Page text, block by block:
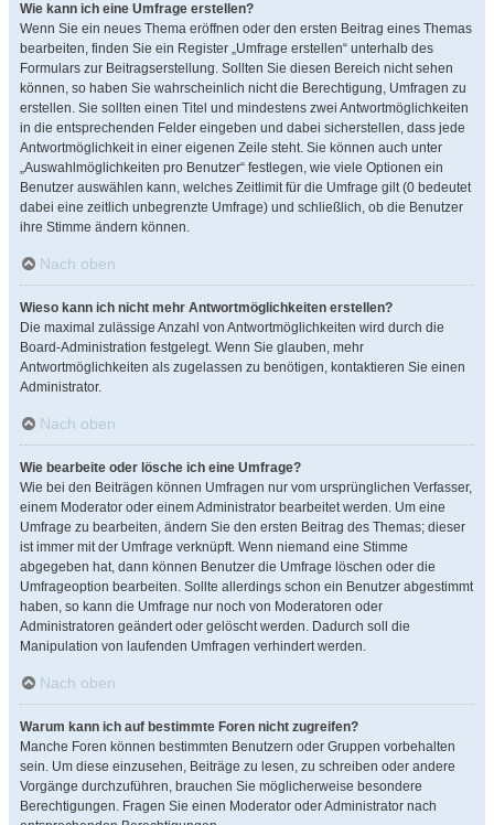
Wie kann ich eine Umfrage erstellen?
Wenn Sie ein neues Thema eröffnen oder den ersten Beitrag eines Themas
bearbeiten, finden Sie ein Register „Umfrage erstellen“ unterhalb des
Formulars zur Beitragserstellung. Sollten Sie diesen Bereich nicht sehen
können, so haben Sie wahrscheinlich nicht die Berechtigung, Umfragen zu
erstellen. Sie sollten einen Titel und mindestens zwei Antwortmöglichkeiten
in die entsprechenden Felder eingeben und dabei sicherstellen, dass jede
Antwortmöglichkeit in einer eigenen Zeile steht. Sie können auch unter
„Auswahlmöglichkeiten pro Benutzer“ festlegen, wie viele Optionen ein
Benutzer auswählen kann, welches Zeitlimit für die Umfrage gilt (0 bedeutet
dabei eine zeitlich unbegrenzte Umfrage) und schließlich, ob die Benutzer
ihre Stimme ändern können.
Nach oben
Wieso kann ich nicht mehr Antwortmöglichkeiten erstellen?
Die maximal zulässige Anzahl von Antwortmöglichkeiten wird durch die
Board-Administration festgelegt. Wenn Sie glauben, mehr
Antwortmöglichkeiten als zugelassen zu benötigen, kontaktieren Sie einen
Administrator.
Nach oben
Wie bearbeite oder lösche ich eine Umfrage?
Wie bei den Beiträgen können Umfragen nur vom ursprünglichen Verfasser,
einem Moderator oder einem Administrator bearbeitet werden. Um eine
Umfrage zu bearbeiten, ändern Sie den ersten Beitrag des Themas; dieser
ist immer mit der Umfrage verknüpft. Wenn niemand eine Stimme
abgegeben hat, dann können Benutzer die Umfrage löschen oder die
Umfrageoption bearbeiten. Sollte allerdings schon ein Benutzer abgestimmt
haben, so kann die Umfrage nur noch von Moderatoren oder
Administratoren geändert oder gelöscht werden. Dadurch soll die
Manipulation von laufenden Umfragen verhindert werden.
Nach oben
Warum kann ich auf bestimmte Foren nicht zugreifen?
Manche Foren können bestimmten Benutzern oder Gruppen vorbehalten
sein. Um diese einzusehen, Beiträge zu lesen, zu schreiben oder andere
Vorgänge durchzuführen, brauchen Sie möglicherweise besondere
Berechtigungen. Fragen Sie einen Moderator oder Administrator nach